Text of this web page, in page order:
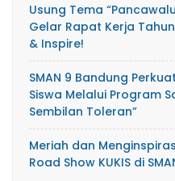
Usung Tema
Gelar Rapat Kerja
& Inspire!
SMAN 9 Bandung
Siswa Melalui Program
Sembilan Toleran”
Meriah dan
Road Show KUKIS di